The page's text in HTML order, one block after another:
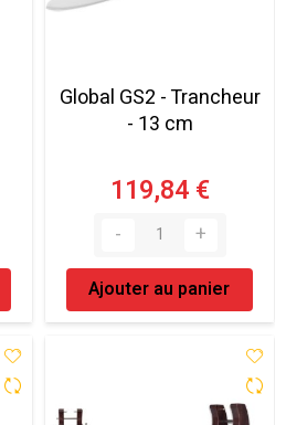
Global GS2 - Trancheur
- 13 cm
119,84 €
Ajouter au panier